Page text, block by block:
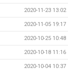
2020-11-23 13:02
2020-11-05 19:17
2020-10-25 10:48
2020-10-18 11:16
2020-10-04 10:37